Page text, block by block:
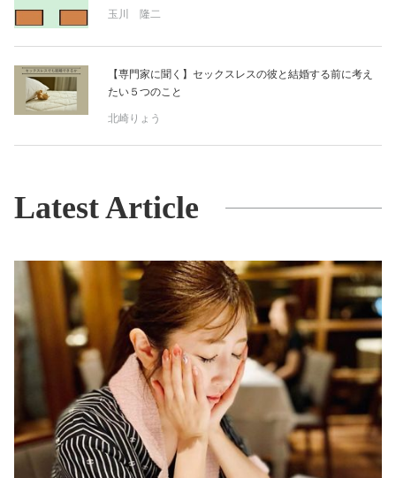
玉川 隆二
【専門家に聞く】セックスレスの彼と結婚する前に考え
たい５つのこと
北崎りょう
Latest Article